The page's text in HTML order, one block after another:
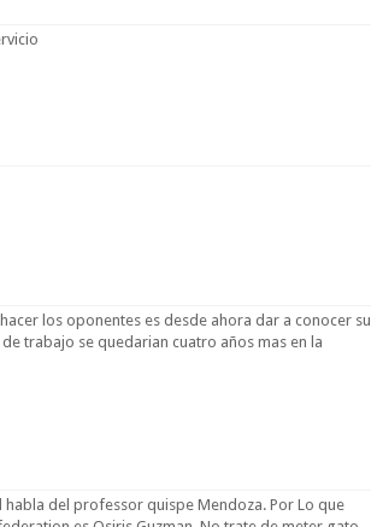
los oponentes es desde ahora dar a conocer su
trabajo se quedarian cuatro años mas en la
del professor quispe Mendoza. Por Lo que